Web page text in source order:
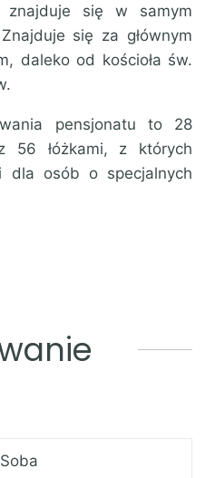
znajduje się w samym
się za głównym
daleko od kościoła św.
pensjonatu to 28
56 łóżkami, z których
dla osób o specjalnych